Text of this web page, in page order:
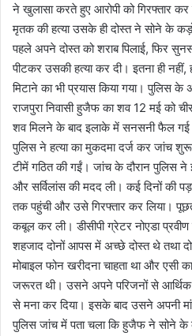
ने खुलासा करते हुए आरोपी को गिरफ्तार
मृतक की हत्या उसके ही दोस्त ने सोने के
पहले अपने दोस्त को शराब पिलाई, फिर
पीटकर उसकी हत्या कर दी। इतना ही
मिटाने का भी प्रयास किया गया। पुलिस के
राजपुरा निवासी हुजैफ का शव 12 मई को
शव मिलने के बाद इलाके में सनसनी फैल गई
पुलिस ने हत्या का मुकदमा दर्ज कर जांच
टीमें गठित की गईं। जांच के दौरान पुलिस ने
और सर्विलांस की मदद ली। कई दिनों की
तक पहुंची और उसे गिरफ्तार कर लिया।
कबूल कर ली। डीसीपी ग्रेटर नोएडा
शहजाद दोनों आपस में अच्छे दोस्त थे तथा
मोबाइल फोन खरीदना चाहता था और एसी
जरूरत थी। उसने अपने परिजनों से आर्थिक
से मना कर दिया। इसके बाद उसने अपनी
पुलिस जांच में पता चला कि हुजैफ ने सोने के